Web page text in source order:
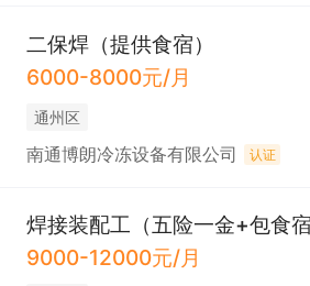
二保焊（提供食宿）
6000-8000元/月
通州区
南通博朗冷冻设备有限公司 认证
9000-12000元/月